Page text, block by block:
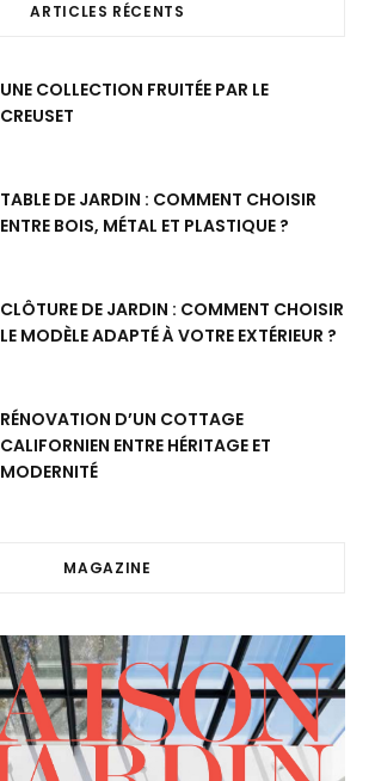
ARTICLES RÉCENTS
UNE COLLECTION FRUITÉE PAR LE
CREUSET
TABLE DE JARDIN : COMMENT CHOISIR
ENTRE BOIS, MÉTAL ET PLASTIQUE ?
CLÔTURE DE JARDIN : COMMENT CHOISIR
LE MODÈLE ADAPTÉ À VOTRE EXTÉRIEUR ?
RÉNOVATION D’UN COTTAGE
CALIFORNIEN ENTRE HÉRITAGE ET
MODERNITÉ
MAGAZINE